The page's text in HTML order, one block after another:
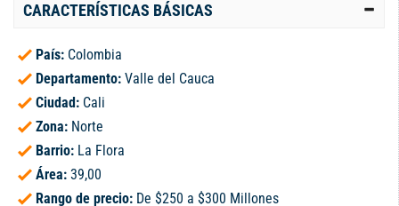
CARACTERÍSTICAS BÁSICAS
País: Colombia
Departamento: Valle del Cauca
Ciudad: Cali
Zona: Norte
Barrio: La Flora
Área: 39,00
Rango de precio: De $250 a $300 Millones